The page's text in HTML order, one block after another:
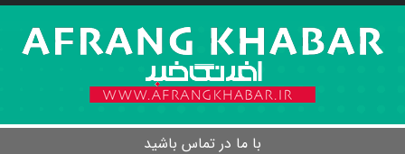
با ما در تماس باشید